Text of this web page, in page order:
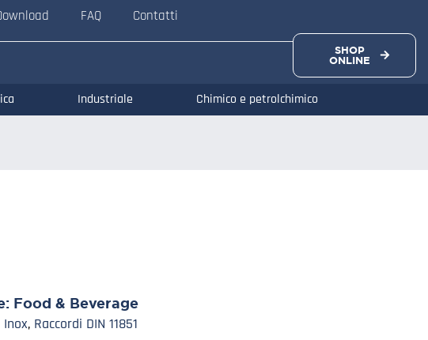
FAQ Contatti
SHOP
ONLINE
Industriale Chimico e petrolchimico
Food & Beverage
Inox, Raccordi DIN 11851